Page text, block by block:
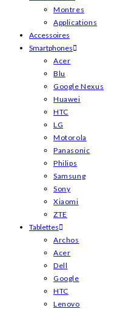
Montres
Applications
Accessoires
Smartphones
Acer
Blu
Google Nexus
Huawei
HTC
LG
Motorola
Panasonic
Philips
Samsung
Sony
Xiaomi
ZTE
Tablettes
Archos
Acer
Dell
Google
HTC
Lenovo